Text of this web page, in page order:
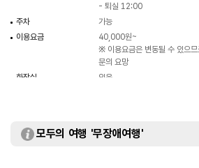
- 퇴실 12:00
주차
가능
이용요금
40,000원~
※ 이용요금은 변동될 수 있으
문의 요망
화장실
있음
모두의 여행 '무장애여행'